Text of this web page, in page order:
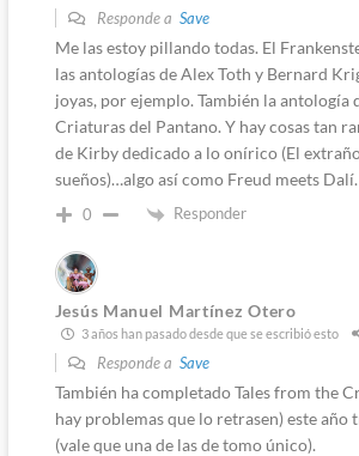
Responde a Save
Me las estoy pillando todas. El
las antologías de Alex Toth y Bernard
joyas, por ejemplo. También la antología
Criaturas del Pantano. Y hay cosas tan
de Kirby dedicado a lo onírico (El
sueños)…algo así como Freud meets Dalí.
0 Responder
Jesús Manuel Martínez Otero
3 años han pasado desde que se escribió esto
Responde a Save
También ha completado Tales from the
hay problemas que lo retrasen) este año
(vale que una de las de tomo único).